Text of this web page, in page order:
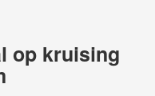
op kruising